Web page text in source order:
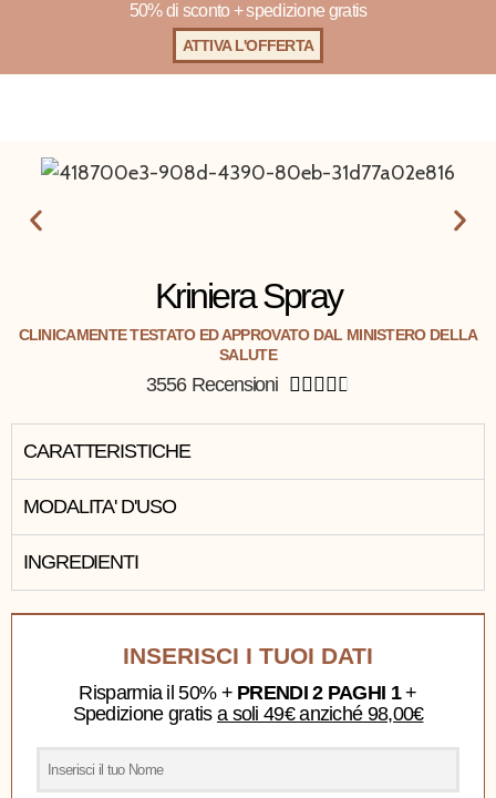
50% di sconto + spedizione gratis
ATTIVA L'OFFERTA
Kriniera Spray
CLINICAMENTE TESTATO ED APPROVATO DAL MINISTERO DELLA
SALUTE
3556 Recensioni     
CARATTERISTICHE
MODALITA' D'USO
INGREDIENTI
INSERISCI I TUOI DATI
Risparmia il 50% + PRENDI 2 PAGHI 1+
Spedizione gratis a soli 49€ anziché 98,00€